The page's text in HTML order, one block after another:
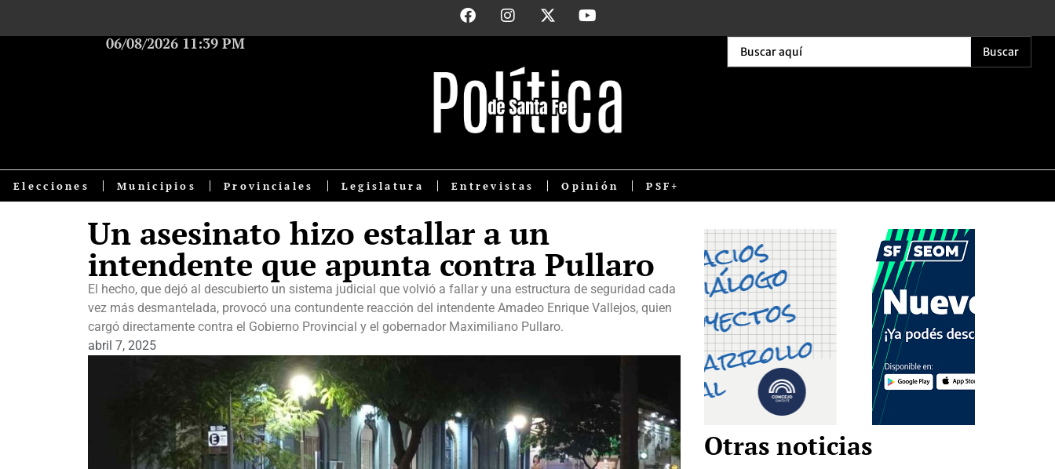
06/08/2026 11:39 PM Buscar
Elecciones Municipios Provinciales Legislatura Entrevistas Opinión PSF+
Un asesinato hizo estallar a un
intendente que apunta contra Pullaro
El hecho, que dejó al descubierto un sistema judicial que volvió a fallar y una estructura de seguridad cada
vez más desmantelada, provocó una contundente reacción del intendente Amadeo Enrique Vallejos, quien
cargó directamente contra el Gobierno Provincial y el gobernador Maximiliano Pullaro.
abril 7, 2025
Otras noticias